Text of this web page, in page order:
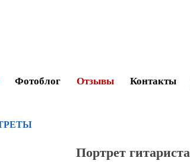
Фотоблог Отзывы Контакты
Портрет гитариста